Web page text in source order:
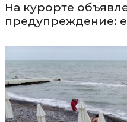
На курорте
предупреждение: